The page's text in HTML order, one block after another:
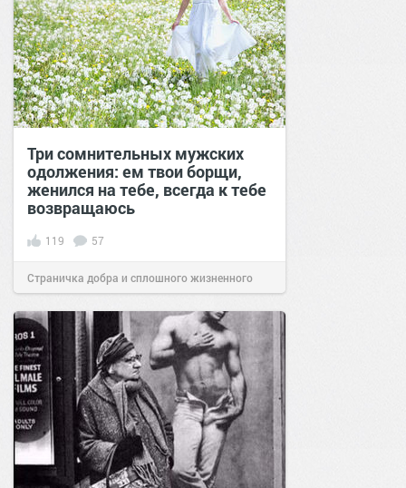
Три сомнительных мужских
одолжения: ем твои борщи,
женился на тебе, всегда к тебе
возвращаюсь
119 57
Страничка добра и сплошного жизненного
позитива!11:0005 дек 2021